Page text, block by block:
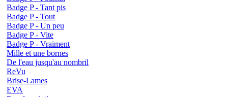
Badge P - Tant pis
Badge P - Tout
Badge P - Un peu
Badge P - Vite
Badge P - Vraiment
Mille et une bornes
De l'eau jusqu'au nombril
ReVu
Brise-Lames
EVA